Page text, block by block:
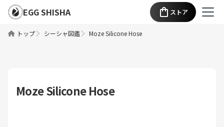
EGG SHISHA ストア
トップ シーシャ図鑑 Moze Silicone Hose
Moze Silicone Hose